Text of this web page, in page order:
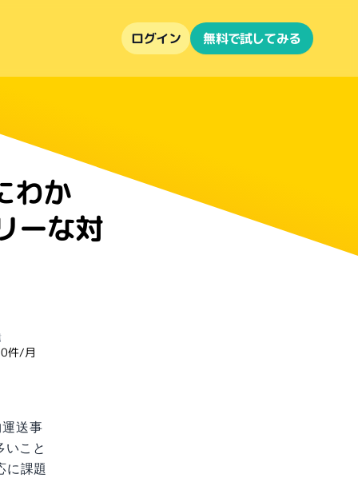
ログイン 無料で試してみる
わか
ーな対
件/月
送事
こと
に課題